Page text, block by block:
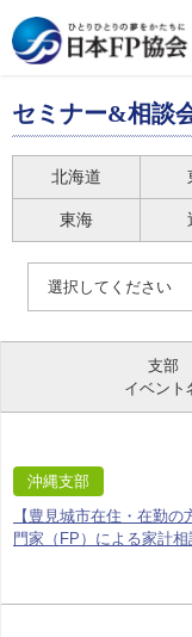
セミナー&相談
北海道
東海
選択してください
支部
イベント
沖縄支部
【豊見城市在住・在勤
門家（FP）による家計相